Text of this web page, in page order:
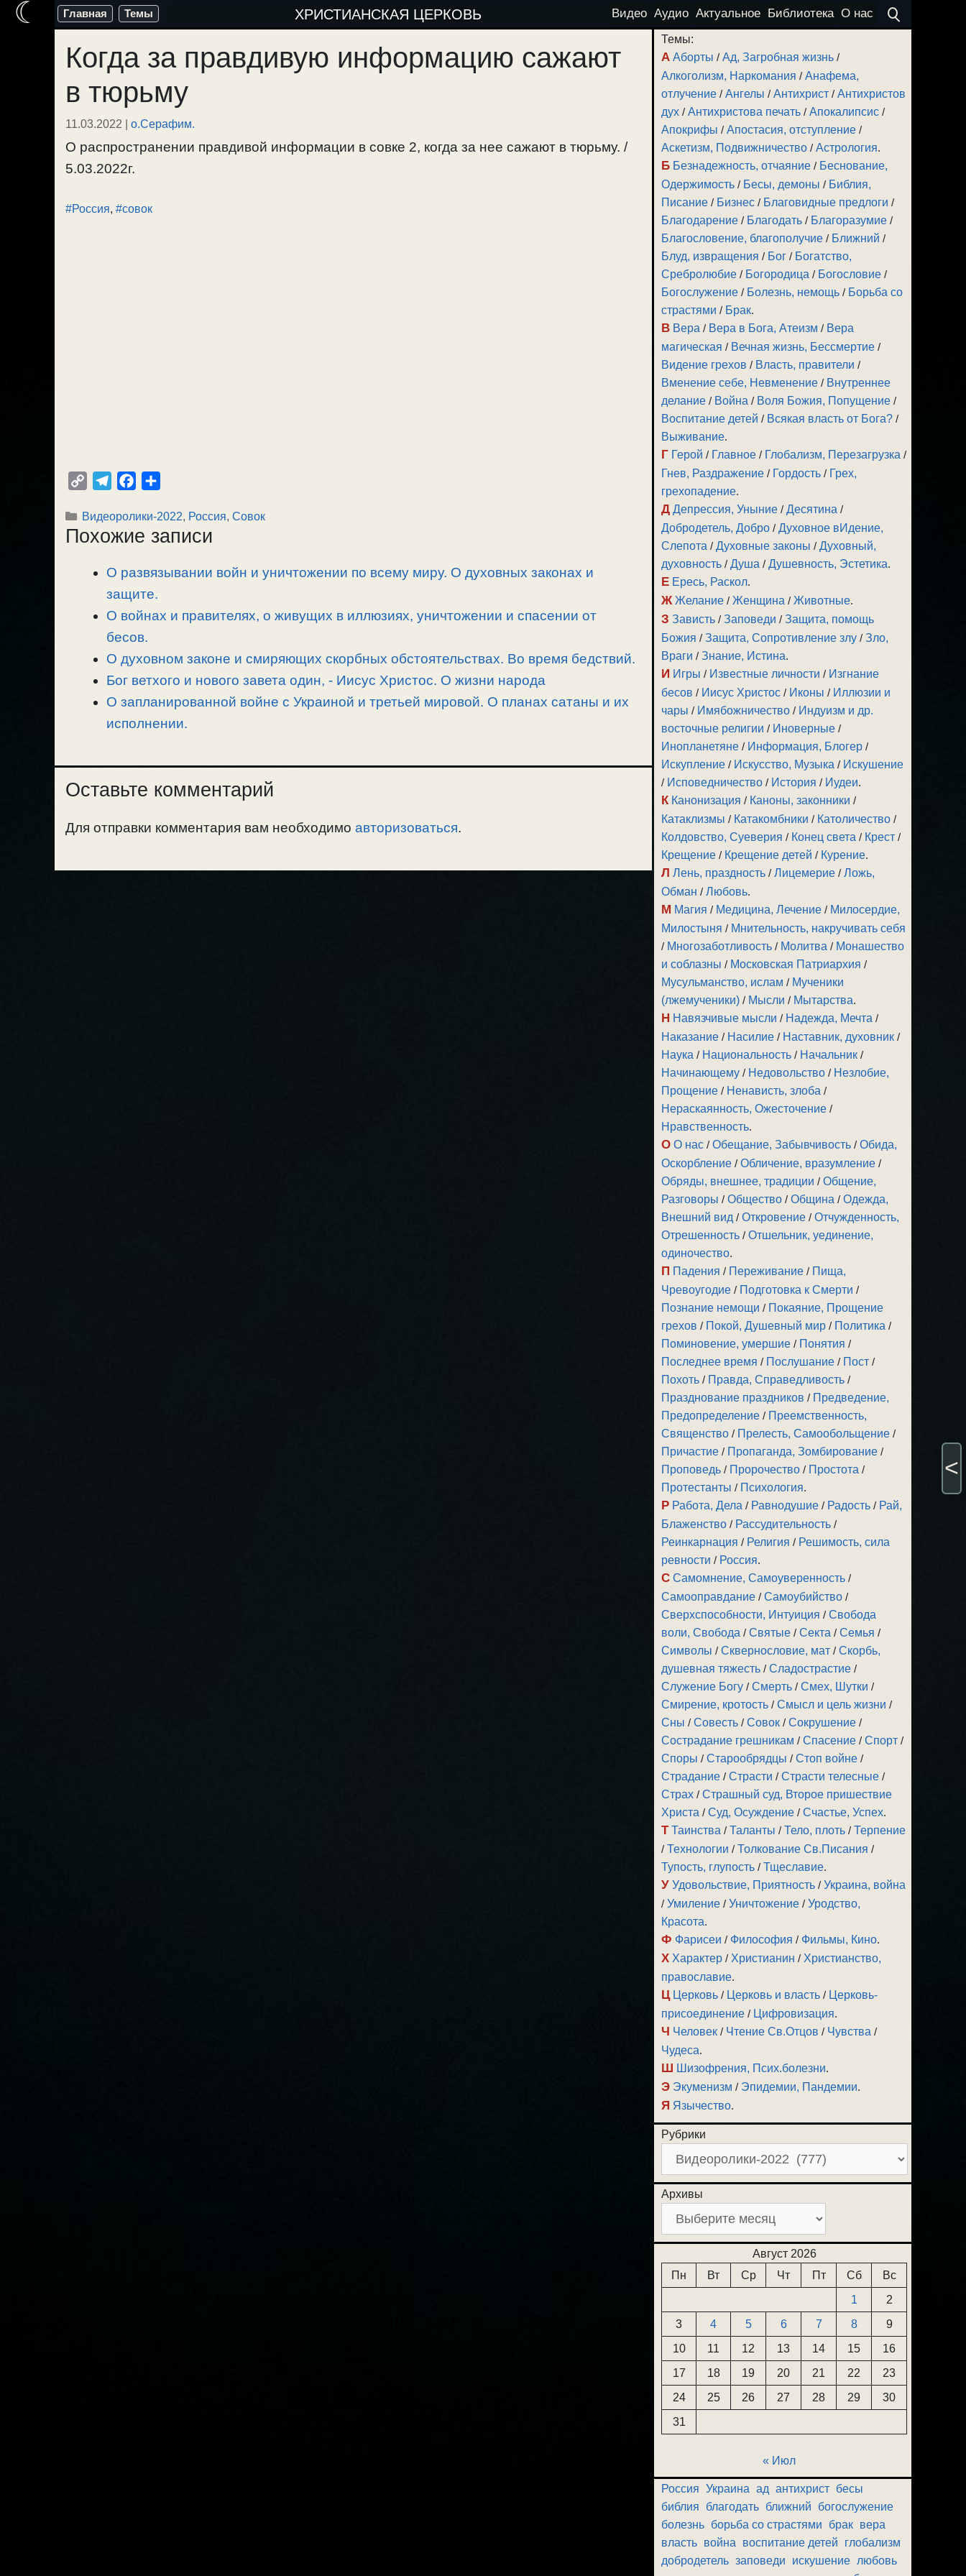
Перейти
содержимому
Главная Темы ХРИСТИАНСКАЯ ЦЕРКОВЬ Видео Аудио Актуальное Библиотека О нас
Когда за правдивую информацию сажают
в тюрьму
11.03.2022 | о.Серафим.
О распространении правдивой информации в совке 2, когда за нее сажают в тюрьму. /
5.03.2022г.
#Россия, #совок
p
y
l
e
r
a
m
c
e
o
o
k
п
р
в
т
Рубрики
Видеоролики-2022, Россия, Совок
Похожие записи
О развязывании войн и уничтожении по всему миру. О духовных законах и
защите.
О войнах и правителях, о живущих в иллюзиях, уничтожении и спасении от
бесов.
О духовном законе и смиряющих скорбных обстоятельствах. Во время бедствий.
Бог ветхого и нового завета один, -­ Иисус Христос. О жизни народа
О запланированной войне с Украиной и третьей мировой. О планах сатаны и их
исполнении.
Оставьте комментарий
Для отправки комментария вам необходимо авторизоваться.
Темы:
А Аборты /Ад, Загробная жизнь /
Алкоголизм, Наркомания /Анафема,
отлучение /Ангелы /Антихрист /Антихристов
дух /Антихристова печать /Апокалипсис /
Апокрифы /Апостасия, отступление /
Аскетизм, Подвижничество /Астрология.
Б Безнадежность, отчаяние / Беснование,
Одержимость / Бесы, демоны / Библия,
Писание / Бизнес / Благовидные предлоги /
Благодарение / Благодать / Благоразумие /
Благословение, благополучие / Ближний /
Блуд, извращения / Бог / Богатство,
Сребролюбие / Богородица / Богословие /
Богослужение / Болезнь, немощь / Борьба со
страстями / Брак.
В Вера / Вера в Бога, Атеизм / Вера
магическая / Вечная жизнь, Бессмертие /
Видение грехов / Власть, правители /
Вменение себе, Невменение / Внутреннее
делание / Война / Воля Божия, Попущение /
Воспитание детей / Всякая власть от Бога? /
Выживание.
Г Герой / Главное / Глобализм, Перезагрузка /
Гнев, Раздражение / Гордость / Грех,
грехопадение.
Д Депрессия, Уныние /Десятина /
Добродетель, Добро /Духовное вИдение,
Слепота /Духовные законы /Духовный,
духовность /Душа /Душевность, Эстетика.
Е Ересь, Раскол.
Ж Желание /Женщина /Животные.
З Зависть /Заповеди /Защита, помощь
Божия /Защита, Сопротивление злу /Зло,
Враги /Знание, Истина.
И Игры / Известные личности / Изгнание
бесов / Иисус Христос / Иконы / Иллюзии и
чары / Имябожничество / Индуизм и др.
восточные религии / Иноверные /
Инопланетяне / Информация, Блогер /
Искупление / Искусство, Музыка / Искушение
/ Исповедничество / История / Иудеи.
К Канонизация / Каноны, законники /
Катаклизмы / Катакомбники / Католичество /
Колдовство, Суеверия / Конец света / Крест /
Крещение / Крещение детей / Курение.
Л Лень, праздность /Лицемерие /Ложь,
Обман /Любовь.
М Магия / Медицина, Лечение / Милосердие,
Милостыня / Мнительность, накручивать себя
/ Многозаботливость / Молитва / Монашество
и соблазны / Московская Патриархия /
Мусульманство, ислам / Мученики
(лжемученики) / Мысли / Мытарства.
Н Навязчивые мысли / Надежда, Мечта /
Наказание / Насилие / Наставник, духовник /
Наука / Национальность / Начальник /
Начинающему / Недовольство / Незлобие,
Прощение / Ненависть, злоба /
Нераскаянность, Ожесточение /
Нравственность.
О О нас /Обещание, Забывчивость /Обида,
Оскорбление /Обличение, вразумление /
Обряды, внешнее, традиции /Общение,
Разговоры /Общество /Община /Одежда,
Внешний вид /Откровение /Отчужденность,
Отрешенность /Отшельник, уединение,
одиночество.
П Падения / Переживание / Пища,
Чревоугодие / Подготовка к Смерти /
Познание немощи / Покаяние, Прощение
грехов / Покой, Душевный мир / Политика /
Поминовение, умершие / Понятия /
Последнее время / Послушание / Пост /
Похоть / Правда, Справедливость /
Празднование праздников / Предведение,
Предопределение / Преемственность,
Священство / Прелесть, Самообольщение /
Причастие / Пропаганда, Зомбирование /
Проповедь / Пророчество / Простота /
Протестанты / Психология.
Р Работа, Дела / Равнодушие / Радость / Рай,
Блаженство / Рассудительность /
Реинкарнация / Религия / Решимость, сила
ревности / Россия.
С Самомнение, Самоуверенность /
Самооправдание /Самоубийство /
Сверхспособности, Интуиция /Свобода
воли, Свобода /Святые /Секта /Семья /
Символы /Сквернословие, мат /Скорбь,
душевная тяжесть /Сладострастие /
Служение Богу /Смерть /Смех, Шутки /
Смирение, кротость /Смысл и цель жизни /
Сны /Совесть /Совок /Сокрушение /
Сострадание грешникам /Спасение /Спорт /
Споры /Старообрядцы /Стоп войне /
Страдание /Страсти /Страсти телесные /
Страх /Страшный суд, Второе пришествие
Христа /Суд, Осуждение /Счастье, Успех.
Т Таинства /Таланты /Тело, плоть /Терпение
/Технологии /Толкование Св.Писания /
Тупость, глупость /Тщеславие.
У Удовольствие, Приятность /Украина, война
/Умиление /Уничтожение /Уродство,
Красота.
Ф Фарисеи / Философия / Фильмы, Кино.
Х Характер / Христианин / Христианство,
православие.
Ц Церковь / Церковь и власть / Церковь-
присоединение / Цифровизация.
Ч Человек / Чтение Св.Отцов / Чувства /
Чудеса.
Ш Шизофрения, Псих.болезни.
Э Экуменизм / Эпидемии, Пандемии.
Я Язычество.
Рубрики
Архивы
Август 2026
Пн
Вт Ср Чт Пт Сб
Вс
1
2
3
4 5 6 7 8
9
10
11 12 13 14 15
16
17
18 19 20 21 22
23
24
25 26 27 28 29
30
31
« Июл
Россия Украина ад антихрист бесы
библия
благодать ближний
богослужение
болезнь борьба со страстями брак вера
власть война воспитание детей
глобализм
добродетель заповеди искушение любовь
☾
<